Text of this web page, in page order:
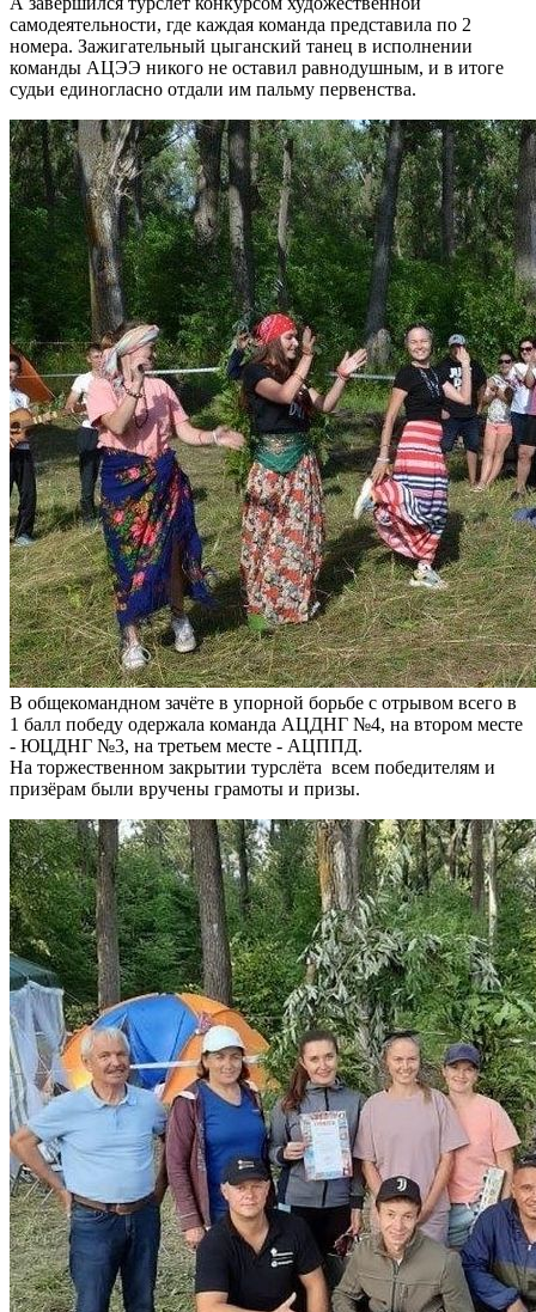
самодеятельности, где каждая команда представила по 2
номера. Зажигательный цыганский танец в исполнении
команды АЦЭЭ никого не оставил равнодушным, и в итоге
судьи единогласно отдали им пальму первенства.
В общекомандном зачёте в упорной борьбе с отрывом всего в
1 балл победу одержала команда АЦДНГ №4, на втором месте
- ЮЦДНГ №3, на третьем месте - АЦППД.
На торжественном закрытии турслёта всем победителям и
призёрам были вручены грамоты и призы.